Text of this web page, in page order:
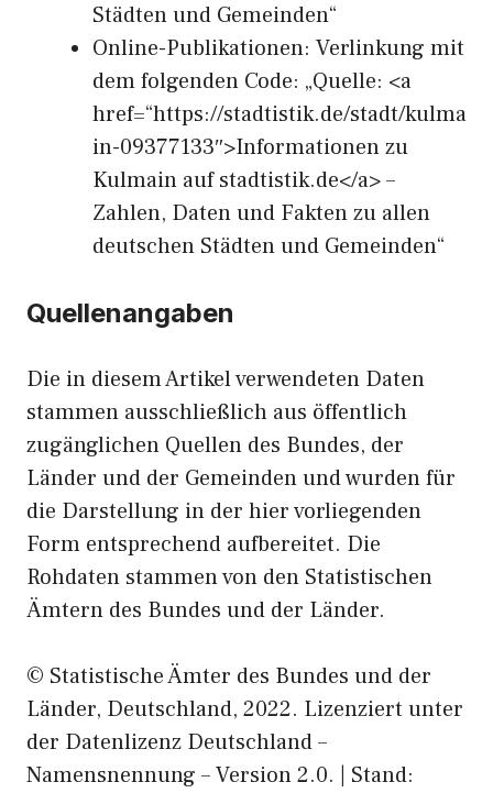
Städten und Gemeinden“
Online-Publikationen: Verlinkung mit
dem folgenden Code: „Quelle: <a
href=“https://stadtistik.de/stadt/kulma
in-09377133″>Informationen zu
Kulmain auf stadtistik.de</a> –
Zahlen, Daten und Fakten zu allen
deutschen Städten und Gemeinden“
Quellenangaben
Die in diesem Artikel verwendeten Daten
stammen ausschließlich aus öffentlich
zugänglichen Quellen des Bundes, der
Länder und der Gemeinden und wurden für
die Darstellung in der hier vorliegenden
Form entsprechend aufbereitet. Die
Rohdaten stammen von den Statistischen
Ämtern des Bundes und der Länder.
© Statistische Ämter des Bundes und der
Länder, Deutschland, 2022. Lizenziert unter
der Datenlizenz Deutschland –
Namensnennung – Version 2.0. | Stand: